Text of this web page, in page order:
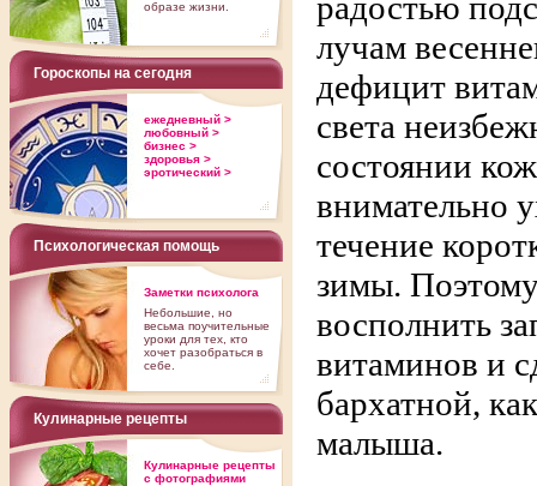
лучам
дефицит
света
состоянии
внимательно
течение
зимы.
восполнить
витаминов и
бархатной,
малыша.
образе жизни.
Гороскопы на сегодня
ежедневный >
любовный >
бизнес >
здоровья >
эротический >
Психологическая помощь
Заметки психолога
Небольшие, но
весьма поучительные
уроки для тех, кто
хочет разобраться в
себе.
Кулинарные рецепты
Кулинарные рецепты
с фотографиями